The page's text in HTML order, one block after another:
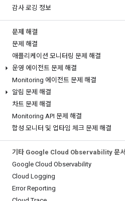
감사 로깅 정보
문제 해결
문제 해결
애플리케이션 모니터링 문제 해결
운영 에이전트 문제 해결
Monitoring 에이전트 문제 해결
알림 문제 해결
차트 문제 해결
Monitoring API 문제 해결
합성 모니터 및 업타임 체크 문제 해결
기타 Google Cloud Observability 문서
Google Cloud Observability
Cloud Logging
Error Reporting